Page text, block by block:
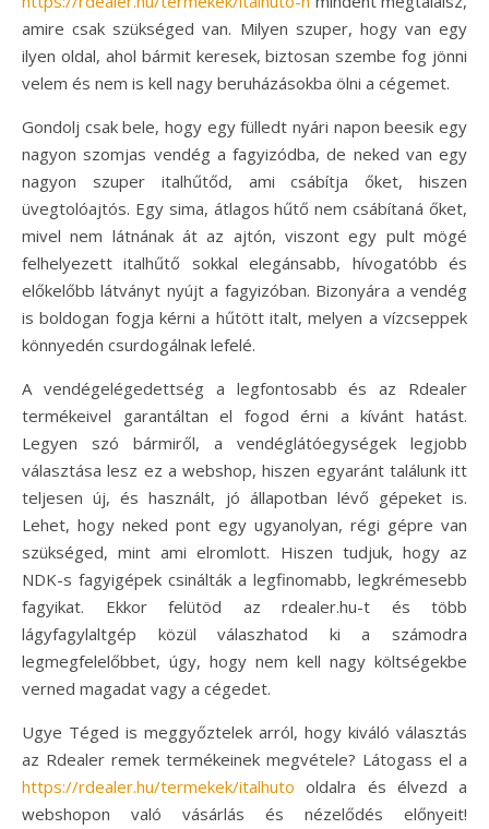
amire csak szükséged van. Milyen szuper, hogy van egy
ilyen oldal, ahol bármit keresek, biztosan szembe fog jönni
velem és nem is kell nagy beruházásokba ölni a cégemet.
Gondolj csak bele, hogy egy fülledt nyári napon beesik egy
nagyon szomjas vendég a fagyizódba, de neked van egy
nagyon szuper italhűtőd, ami csábítja őket, hiszen
üvegtolóajtós. Egy sima, átlagos hűtő nem csábítaná őket,
mivel nem látnának át az ajtón, viszont egy pult mögé
felhelyezett italhűtő sokkal elegánsabb, hívogatóbb és
előkelőbb látványt nyújt a fagyizóban. Bizonyára a vendég
is boldogan fogja kérni a hűtött italt, melyen a vízcseppek
könnyedén csurdogálnak lefelé.
A vendégelégedettség a legfontosabb és az Rdealer
termékeivel garantáltan el fogod érni a kívánt hatást.
Legyen szó bármiről, a vendéglátóegységek legjobb
választása lesz ez a webshop, hiszen egyaránt találunk itt
teljesen új, és használt, jó állapotban lévő gépeket is.
Lehet, hogy neked pont egy ugyanolyan, régi gépre van
szükséged, mint ami elromlott. Hiszen tudjuk, hogy az
NDK-s fagyigépek csinálták a legfinomabb, legkrémesebb
fagyikat. Ekkor felütöd az rdealer.hu-t és több
lágyfagylaltgép közül válaszhatod ki a számodra
legmegfelelőbbet, úgy, hogy nem kell nagy költségekbe
verned magadat vagy a cégedet.
Ugye Téged is meggyőztelek arról, hogy kiváló választás
az Rdealer remek termékeinek megvétele? Látogass el a
https://rdealer.hu/termekek/italhuto oldalra és élvezd a
webshopon való vásárlás és nézelődés előnyeit!